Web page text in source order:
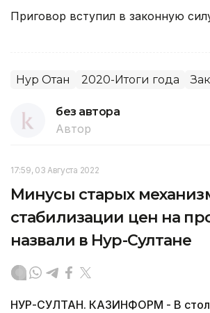
Приговор вступил в законную
Нур Отан 2020-Итоги года
без автора
Автор
17:59, 03 Августа 2022
Минусы старых
стабилизации цен на
назвали в Нур-Султане
НУР-СУЛТАН. КАЗИНФОРМ - В